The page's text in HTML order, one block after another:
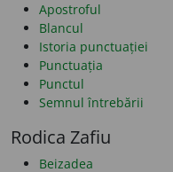
Apostroful
Blancul
Istoria punctuației
Punctuația
Punctul
Semnul întrebării
Rodica Zafiu
Beizadea